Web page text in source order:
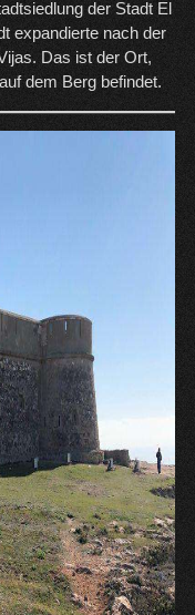
der Stadt El
expandierte nach der
Das ist der Ort,
dem Berg befindet.